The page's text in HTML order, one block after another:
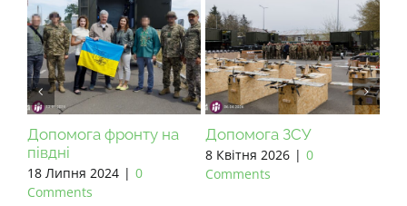
Допомога фронту на
півдні
18 Липня 2024 | 0
Comments
Допомога ЗСУ
8 Квітня 2026 | 0
Comments